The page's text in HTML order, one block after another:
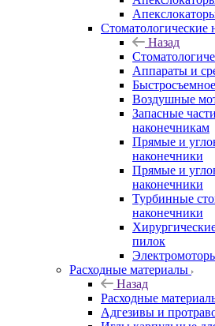
Стоматологические
Назад
Аппараты и
Воздушные
Запасные
наконечникам
Прямые и
наконечники
Прямые и
наконечники
Турбинные
наконечники
пилок
Расходные материалы
Назад
Расходные
Адгезивы и